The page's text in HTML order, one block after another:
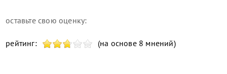
оставьте свою оценку:
рейтинг: (на основе 8 мнений)